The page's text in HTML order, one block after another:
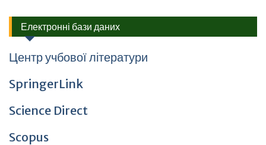
Електронні бази даних
Центр учбової літератури
SpringerLink
Science Direct
Scopus